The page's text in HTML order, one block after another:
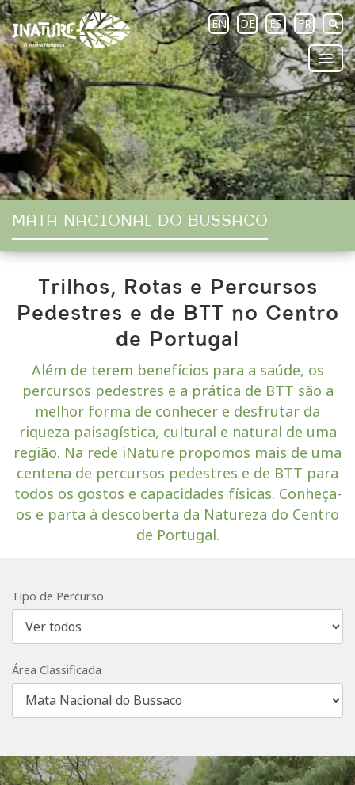
EN DE ES FR
MATA NACIONAL DO BUSSACO
Trilhos, Rotas e Percursos
Pedestres e de BTT no Centro
de Portugal
Além de terem benefícios para a saúde, os
percursos pedestres e a prática de BTT são a
melhor forma de conhecer e desfrutar da
riqueza paisagística, cultural e natural de uma
região. Na rede iNature propomos mais de uma
centena de percursos pedestres e de BTT para
todos os gostos e capacidades físicas. Conheça-
os e parta à descoberta da Natureza do Centro
de Portugal.
Tipo de Percurso
Área Classificada